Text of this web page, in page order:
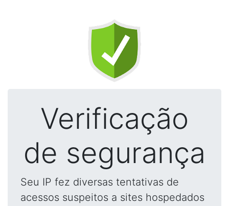
Verificação
de segurança
Seu IP fez diversas tentativas de
acessos suspeitos a sites hospedados